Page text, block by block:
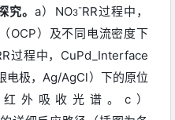
究。a）NO3-RR过程中，
OCP）及不同电流密度下
过程中，CuPd_Interface
电极，Ag/AgCl）下的原位
外吸收光谱。c）